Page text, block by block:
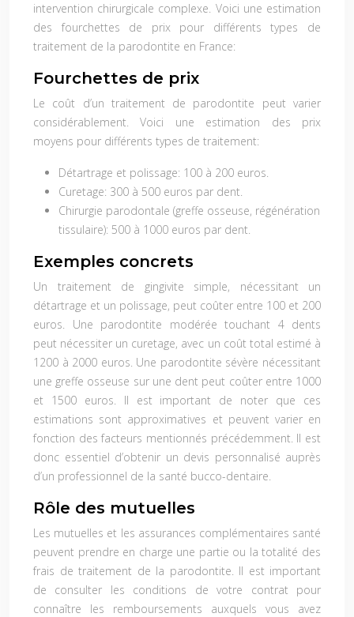
intervention chirurgicale complexe. Voici une estimation
des fourchettes de prix pour différents types de
traitement de la parodontite en France:
Fourchettes de prix
Le coût d’un traitement de parodontite peut varier
considérablement. Voici une estimation des prix
moyens pour différents types de traitement:
Détartrage et polissage: 100 à 200 euros.
Curetage: 300 à 500 euros par dent.
Chirurgie parodontale (greffe osseuse, régénération
tissulaire): 500 à 1000 euros par dent.
Exemples concrets
Un traitement de gingivite simple, nécessitant un
détartrage et un polissage, peut coûter entre 100 et 200
euros. Une parodontite modérée touchant 4 dents
peut nécessiter un curetage, avec un coût total estimé à
1200 à 2000 euros. Une parodontite sévère nécessitant
une greffe osseuse sur une dent peut coûter entre 1000
et 1500 euros. Il est important de noter que ces
estimations sont approximatives et peuvent varier en
fonction des facteurs mentionnés précédemment. Il est
donc essentiel d’obtenir un devis personnalisé auprès
d’un professionnel de la santé bucco-dentaire.
Rôle des mutuelles
Les mutuelles et les assurances complémentaires santé
peuvent prendre en charge une partie ou la totalité des
frais de traitement de la parodontite. Il est important
de consulter les conditions de votre contrat pour
connaître les remboursements auxquels vous avez